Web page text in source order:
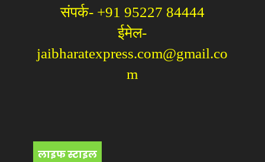
संपर्क- +91 95227 84444
ईमेल-
jaibharatexpress.com@gmail.co
m
लाइफ स्टाइल